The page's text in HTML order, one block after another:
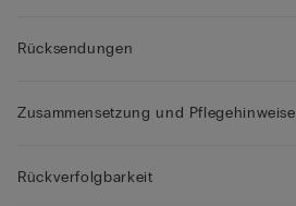
Rücksendungen
Zusammensetzung und Pflegehinweise
Rückverfolgbarkeit